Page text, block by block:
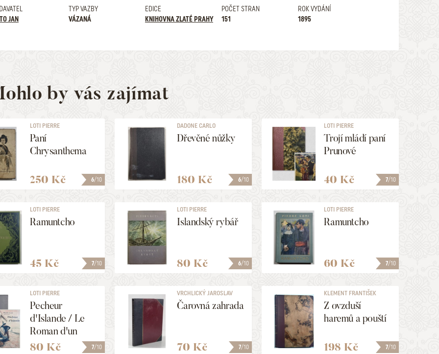
JAN
TYP VAZBY
VÁZANÁ
EDICE
KNIHOVNA ZLATÉ PRAHY
POČET STRAN
151
ROK VYDÁNÍ
1895
by vás zajímat
6/10
LOTI PIERRE
Paní
Chrysanthema
250 Kč 6/10
DADONE CARLO
Dřevěné nůžky
180 Kč 7/10
LOTI PIERRE
Trojí mládí paní
Prunové
40 Kč
7/10
LOTI PIERRE
Ramuntcho
45 Kč 6/10
LOTI PIERRE
Islandský rybář
80 Kč 7/10
LOTI PIERRE
Ramuntcho
60 Kč
7/10
LOTI PIERRE
Pecheur
d'Islande / Le
Roman d'un
Spahi
80 Kč 7/10
VRCHLICKÝ JAROSLAV
Čarovná zahrada
70 Kč 7/10
KLEMENT FRANTIŠEK
Z ovzduší
haremů a pouští
198 Kč